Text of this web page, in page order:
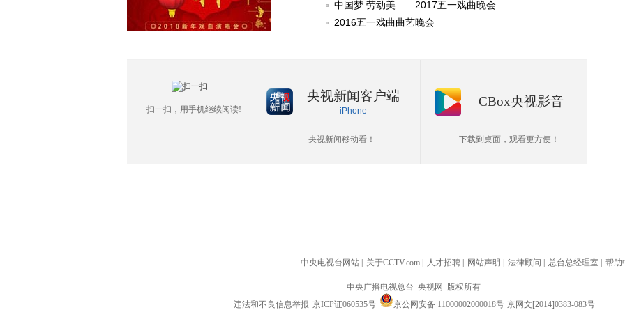
中国梦 劳动美——2017五一戏曲晚会
2016五一戏曲曲艺晚会
扫一扫，用手机继续阅读!
央视新闻客户端
iPhone
央视新闻移动看！
CBox央视影音
下载到桌面，观看更方便！
中央电视台网站 关于CCTV.com 人才招聘 网站声明 法律顾问 总台总经理室 帮助
中央广播电视总台 央视网 版权所有
违法和不良信息举报 京ICP证060535号 京公网安备 11000002000018号 京网文[2014]0383-083号